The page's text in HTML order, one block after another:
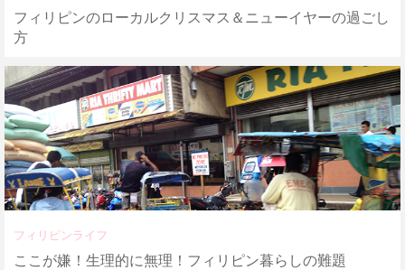
フィリピンのローカルクリスマス＆ニューイヤーの過ごし
方
フィリピンライフ
ここが嫌！生理的に無理！フィリピン暮らしの難題